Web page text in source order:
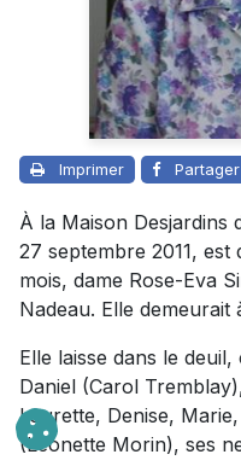
Imprimer Partager
À la Maison Desjardins
27 septembre 2011,
mois, dame Rose-Eva
Nadeau. Elle demeurait
Elle laisse dans le
Daniel (Carol
Laurette, Denise,
(Léonette Morin), ses